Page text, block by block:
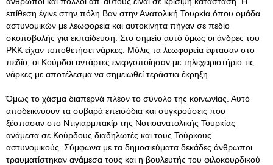
επίθεση έγινε στην πόλη Βαν στην Ανατολική Τουρκία όπου ομάδα
αστυνομικών με λεωφορεία και αυτοκίνητα πήγαν σε πεδίο
σκοποβολής για εκπαίδευση. Στο σημείο αυτό όμως οι άνδρες του
PKK είχαν τοποθετήσει νάρκες. Μόλις τα λεωφορεία έφτασαν στο
πεδίο, οι Κούρδοι αντάρτες ενεργοποίησαν με τηλεχειριστήριο τις
νάρκες με αποτέλεσμα να σημειωθεί τεράστια έκρηξη.
Όμως το χάσμα διαπερνά πλέον το σύνολο της κοινωνίας. Αυτό
αποδεικνύουν τα σοβαρά επεισόδια και συγκρούσεις που
ξέσπασαν στο Ντιγιαρμπακίρ της Νοτιοανατολικής Τουρκίας
ανάμεσα σε Κούρδους διαδηλωτές και τους Τούρκους
αστυνομικούς. Σύμφωνα με τα δημοσιεύματα δεκάδες άνθρωποι
τραυματίστηκαν ανάμεσα τους και η βουλευτής του φιλοκουρδικού